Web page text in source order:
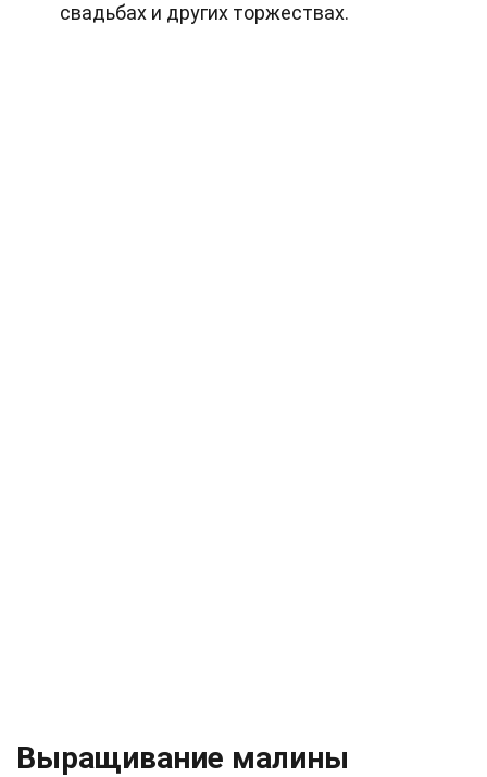
свадьбах и других торжествах.
Выращивание малины